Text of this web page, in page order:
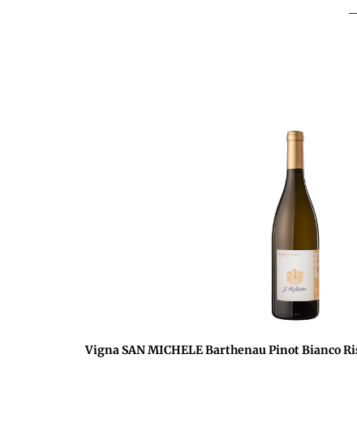
Vigna SAN MICHELE Barthenau Pinot Bianco